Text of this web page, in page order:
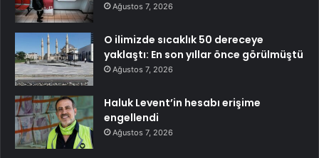
Ağustos 7, 2026
O ilimizde sıcaklık 50 dereceye
yaklaştı: En son yıllar önce görülmüştü
Ağustos 7, 2026
Haluk Levent’in hesabı erişime
engellendi
Ağustos 7, 2026